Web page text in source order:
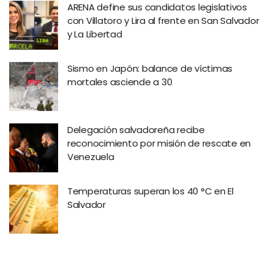
ARENA define sus candidatos legislativos
con Villatoro y Lira al frente en San Salvador
y La Libertad
Sismo en Japón: balance de víctimas
mortales asciende a 30
Delegación salvadoreña recibe
reconocimiento por misión de rescate en
Venezuela
Temperaturas superan los 40 °C en El
Salvador